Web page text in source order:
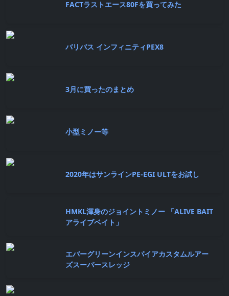
FACTラストエース80Fを買ってみた
バリバス インフィニティPEX8
3月に買ったのまとめ
小型ミノー等
2020年はサンラインPE-EGI ULTをお試し
HMKL渾身のジョイントミノー 「ALIVE BAIT
アライブベイト」
エバーグリーンインスパイアカスタムルアー
ズスーパースレッジ